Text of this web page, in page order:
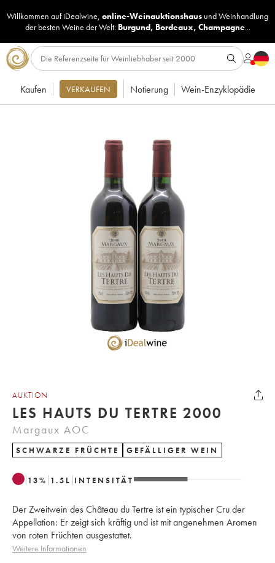
Willkommen auf iDealwine, online-Weinauktionshaus undWeinhandlung
der besten Weine der Welt: Burgund, Bordeaux, Champagne...
Kaufen VERKAUFEN Notierung Wein-Enzyklopädie
AUKTION
LES HAUTS DU TERTRE 2000
Margaux AOC
SCHWARZE FRÜCHTE GEFÄLLIGER WEIN
13% 1.5 L INTENSITÄT
Der Zweitwein des Château du Tertre ist ein typischer Cru der
Appellation: Er zeigt sich kräftig und ist mit angenehmen Aromen
von roten Früchten ausgestattet.
Weitere Informationen